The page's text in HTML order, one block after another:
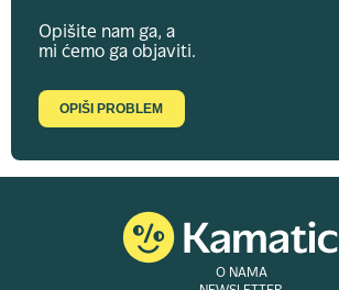
Opišite nam ga, a
mi ćemo ga objaviti.
OPIŠI PROBLEM
O NAMA